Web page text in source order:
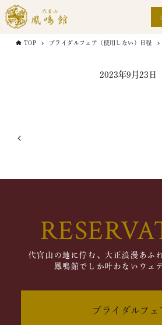
TOP ブライダルフェア（使用しない）日程
2023年9月23日
代官山の地に佇む、大正浪漫あふ
鳳鳴館でしか叶わないウェ
ブライダルフェ